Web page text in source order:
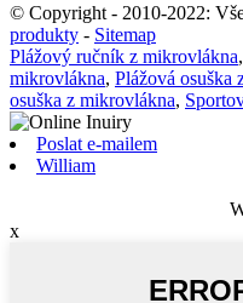
© Copyright - 2010-2022:
produkty - Sitemap
Plážový ručník z mikrovlákna,
mikrovlákna, Plážová osuška
osuška z mikrovlákna,
Poslat e-mailem
William
x